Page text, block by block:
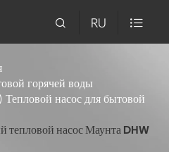
 RU 
горячей воды
насос для бытовой
тепловой насос Маунта DHW